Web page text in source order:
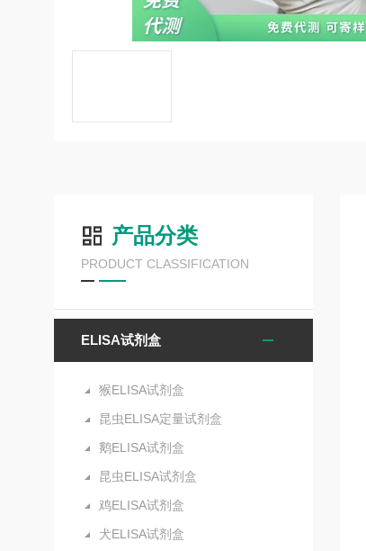
产品分类
PRODUCT CLASSIFICATION
ELISA试剂盒
猴ELISA试剂盒
昆虫ELISA定量试剂盒
鹅ELISA试剂盒
昆虫ELISA试剂盒
鸡ELISA试剂盒
犬ELISA试剂盒